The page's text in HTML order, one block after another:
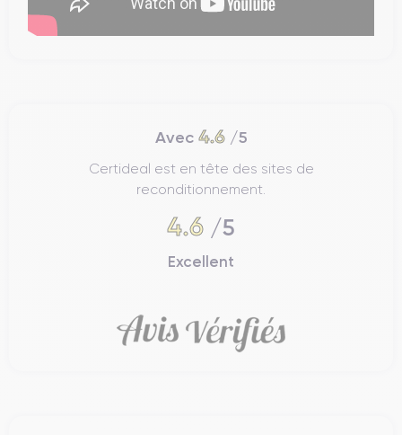
Avec 4.6/5
Certideal est en tête des sites de
reconditionnement.
4.6 /5
Excellent